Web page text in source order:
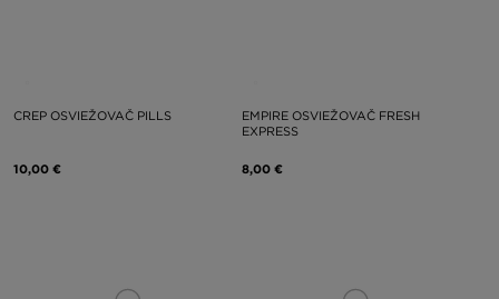
CREP OSVIEŽOVAČ PILLS
10,00 €
EMPIRE OSVIEŽOVAČ FRESH
EXPRESS
8,00 €